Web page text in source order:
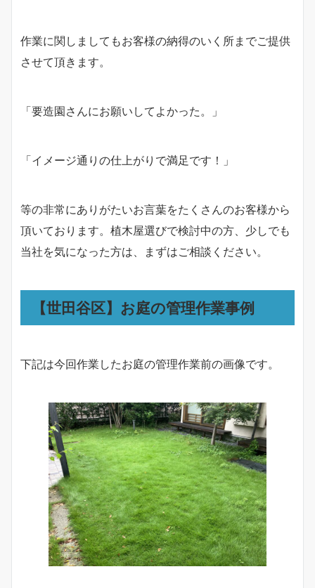
作業に関しましてもお客様の納得のいく所までご提供
させて頂きます。
「要造園さんにお願いしてよかった。」
「イメージ通りの仕上がりで満足です！」
等の非常にありがたいお言葉をたくさんのお客様から
頂いております。植木屋選びで検討中の方、少しでも
当社を気になった方は、まずはご相談ください。
【世田谷区】お庭の管理作業事例
下記は今回作業したお庭の管理作業前の画像です。